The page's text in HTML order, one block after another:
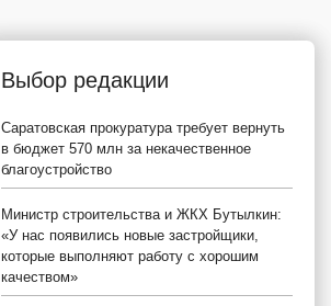
Выбор редакции
Саратовская прокуратура требует вернуть
в бюджет 570 млн за некачественное
благоустройство
Министр строительства и ЖКХ Бутылкин:
«У нас появились новые застройщики,
которые выполняют работу с хорошим
качеством»